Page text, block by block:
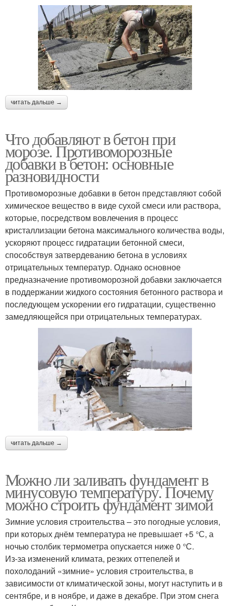
читать дальше →
Что добавляют в бетон при
морозе. Противоморозные
добавки в бетон: основные
разновидности
Противоморозные добавки в бетон представляют собой
химическое вещество в виде сухой смеси или раствора,
которые, посредством вовлечения в процесс
кристаллизации бетона максимального количества воды,
ускоряют процесс гидратации бетонной смеси,
способствуя затвердеванию бетона в условиях
отрицательных температур. Однако основное
предназначение противоморозной добавки заключается
в поддержании жидкого состояния бетонного раствора и
последующем ускорении его гидратации, существенно
замедляющейся при отрицательных температурах.
читать дальше →
Можно ли заливать фундамент в
минусовую температуру. Почему
можно строить фундамент зимой
Зимние условия строительства – это погодные условия,
при которых днём температура не превышает +5 °С, а
ночью столбик термометра опускается ниже 0 °С.
Из-за изменений климата, резких оттепелей и
похолоданий «зимние» условия строительства, в
зависимости от климатической зоны, могут наступить и в
сентябре, и в ноябре, и даже в декабре. При этом снега